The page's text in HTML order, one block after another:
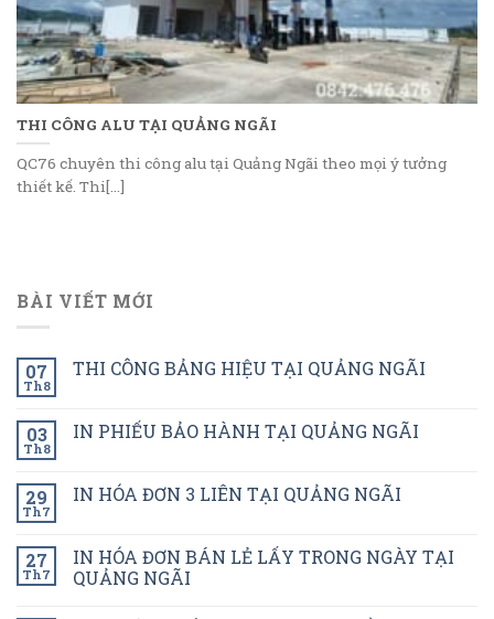
THI CÔNG ALU TẠI QUẢNG NGÃI
QC76 chuyên thi công alu tại Quảng Ngãi theo mọi ý tưởng
thiết kế. Thi[...]
BÀI VIẾT MỚI
07
Th8
THI CÔNG BẢNG HIỆU TẠI QUẢNG NGÃI
03
Th8
IN PHIẾU BẢO HÀNH TẠI QUẢNG NGÃI
29
Th7
IN HÓA ĐƠN 3 LIÊN TẠI QUẢNG NGÃI
27
Th7
IN HÓA ĐƠN BÁN LẺ LẤY TRONG NGÀY TẠI
QUẢNG NGÃI